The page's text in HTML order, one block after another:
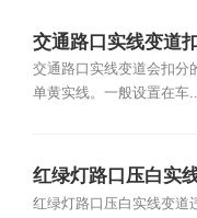
交通路口实线变道
交通路口实线变道会扣分
单黄实线。一般设置在车...
红绿灯路口压白实
红绿灯路口压白实线变道